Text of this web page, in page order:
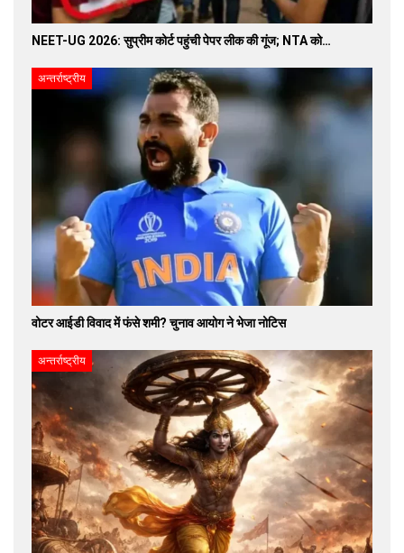
NEET-UG 2026: सुप्रीम कोर्ट पहुंची पेपर लीक की गूंज; NTA को…
अन्तर्राष्ट्रीय
वोटर आईडी विवाद में फंसे शमी? चुनाव आयोग ने भेजा नोटिस
अन्तर्राष्ट्रीय